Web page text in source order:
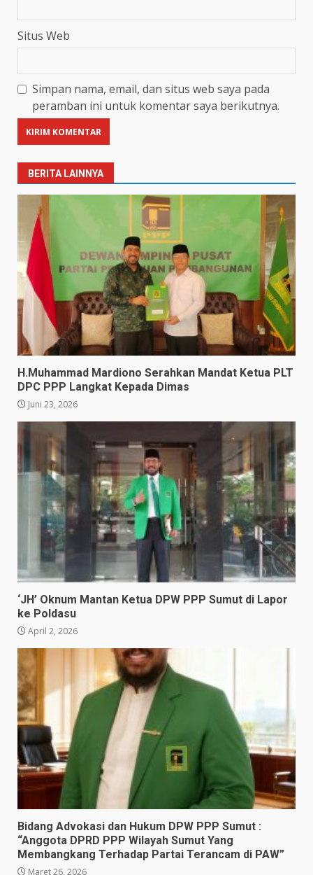
Situs Web
Simpan nama, email, dan situs web saya pada
peramban ini untuk komentar saya berikutnya.
BERITA LAINNYA
H.Muhammad Mardiono Serahkan Mandat Ketua PLT
DPC PPP Langkat Kepada Dimas
Juni 23, 2026
‘JH’ Oknum Mantan Ketua DPW PPP Sumut di Lapor
ke Poldasu
April 2, 2026
Bidang Advokasi dan Hukum DPW PPP Sumut :
“Anggota DPRD PPP Wilayah Sumut Yang
Membangkang Terhadap Partai Terancam di PAW”
Maret 26, 2026